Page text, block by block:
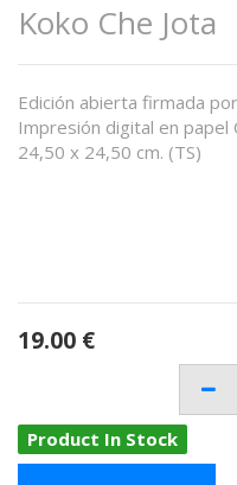
Koko Che Jota
Edición abierta firmada
Impresión digital en
24,50 x 24,50 cm. (TS)
19.00 €
Product In Stock